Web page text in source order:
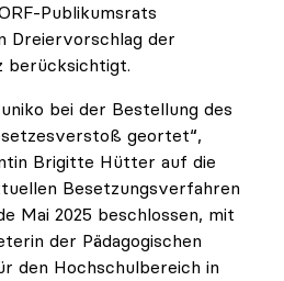
Publikumsrats
Dreiervorschlag der
berücksichtigt.
bei der Bestellung des
geortet“,
Brigitte Hütter auf die
Besetzungsverfahren
Mai 2025 beschlossen, mit
der Pädagogischen
den Hochschulbereich in